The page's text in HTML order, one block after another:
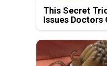
This Secret
Issues Doctors